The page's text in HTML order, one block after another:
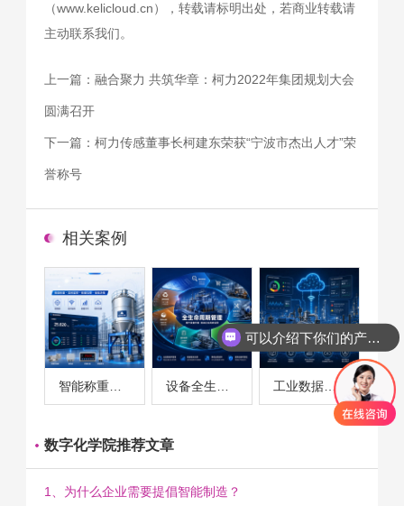
（www.kelicloud.cn），转载请标明出处，若商业转载请
主动联系我们。
上一篇： 融合聚力 共筑华章：柯力2022年集团规划大会
圆满召开
下一篇： 柯力传感董事长柯建东荣获“宁波市杰出人才”荣
誉称号
相关案例
智能称重系统案例 工业数据采集与设备监控案例
数字化学院推荐文章
1、为什么企业需要提倡智能制造？
可以介绍下你们的产品么